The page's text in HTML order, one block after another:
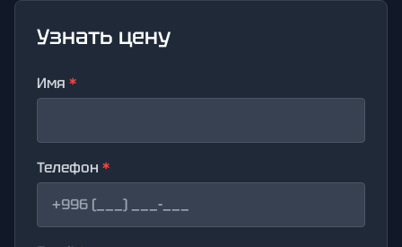
Подходит для размещения в дата-центрах,
серверных комнатах и высоконагруженных
Узнать цену
Имя *
Телефон *